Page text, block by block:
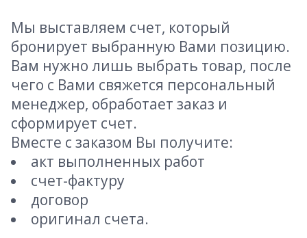
Мы выставляем счет, который
бронирует выбранную Вами позицию.
Вам нужно лишь выбрать товар, после
чего с Вами свяжется персональный
менеджер, обработает заказ и
сформирует счет.
Вместе с заказом Вы получите:
акт выполненных работ
счет-фактуру
договор
оригинал счета.